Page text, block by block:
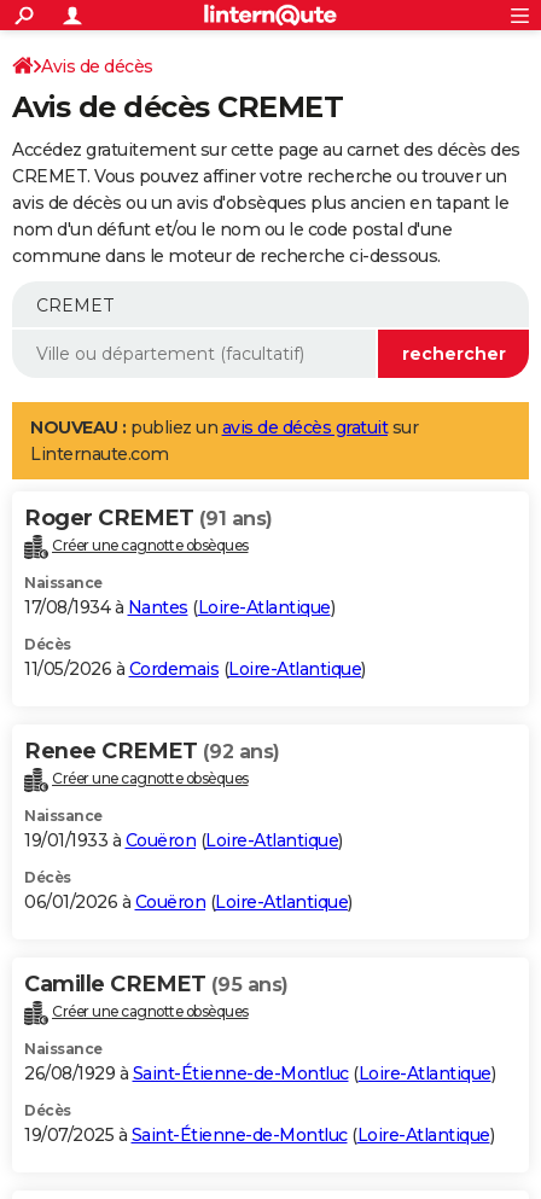
ACTUALITÉS
Politique
Société
Faits Divers
Education
Monde
Villes
+
SPORT
Coupe du monde 2026
Football
Tennis
Cyclisme
Rugby
Forum
Programme TV
TNT
Streaming
Cinéma
Sorties cinéma
Musique
+
FINANCE
Retraite
Epargne
Immobilier
Risques naturels par ville
Banque
Assurance
AUTO
Essais
Réserver un essai
Citadines
Berlines
SUV
Forum auto
+
Mobiles
Meilleur smartphone
Internet
Ordinateurs
Jeux vidéo
Guide high-tech
Aménagement intérieur
LIFESTYLE
Art de vivre
Bien-être
Loisirs
Mode
Modes de vie
Alimentation
Guide de la santé
Maladies
Médicaments
Sommeil
VOYAGE
Destinations
City break
Voyage nature
Voyage de noces
Forum
Climat
+PHOTO
GUIDES D'ACHAT
BONS PLANS
Carte de Noël
Carte Bonne année
Carte Saint-Valentin
Carte Pâques
Carte d'anniversaire
DICTIONNAIRE
Dictionnaire
Biographies
Citations
Expressions
Proverbes
PROGRAMME TV
S'inscrire
Se connecter
Lycées
Collèges
Primaires
Universités
Entreprises
Service militaire
Avis de recherche
AVIS DE DÉCÈS
Bricolage
Lifestyle
Culture
Sport
Auto
Television
Voyage
Cinema
Avis de décès
Avis de décès CREMET
Accédez gratuitement sur cette page au carnet des décès des
CREMET. Vous pouvez affiner votre recherche ou trouver un
avis de décès ou un avis d'obsèques plus ancien en tapant le
nom d'un défunt et/ou le nom ou le code postal d'une
commune dans le moteur de recherche ci-dessous.
NOUVEAU : publiez un avis de décès gratuitsur
Linternaute.com
Roger CREMET (91 ans)
Créer une cagnotte obsèques
Naissance
17/08/1934 à Nantes (Loire-Atlantique)
Décès
11/05/2026 à Cordemais (Loire-Atlantique)
Renee CREMET (92 ans)
Créer une cagnotte obsèques
Naissance
19/01/1933 à Couëron (Loire-Atlantique)
Décès
06/01/2026 à Couëron (Loire-Atlantique)
Camille CREMET (95 ans)
Créer une cagnotte obsèques
Naissance
26/08/1929 à Saint-Étienne-de-Montluc(Loire-Atlantique)
Décès
19/07/2025 à Saint-Étienne-de-Montluc(Loire-Atlantique)